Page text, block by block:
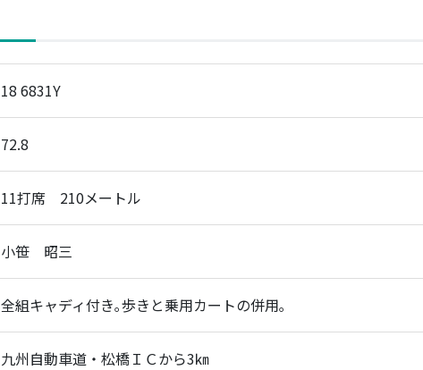
18 6831Y
72.8
11打席 210メートル
小笹 昭三
全組キャディ付き｡歩きと乗用カートの併用｡
九州自動車道・松橋ＩＣから3㎞